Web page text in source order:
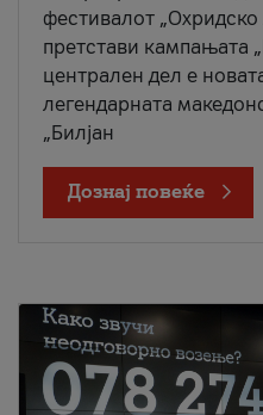
фестивалот „Охридско
претстави кампањата
централен дел е
легендарната
„Билјан
Дознај повеќе